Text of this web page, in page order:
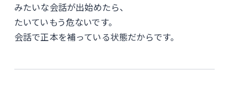
みたいな会話が出始めたら、
たいていもう危ないです。
会話で正本を補っている状態だからです。